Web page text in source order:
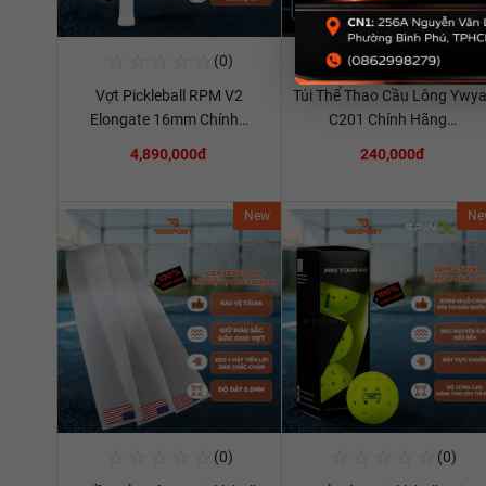
(0)
Vợt Pickleball RPM V2
Elongate 16mm Chính…
4,890,000đ
Mua Ngay
☆☆☆☆☆(0)
Túi Thể Thao Cầu Lông
C201 Chính Hãng…
240,000đ
New
(0)
(0)